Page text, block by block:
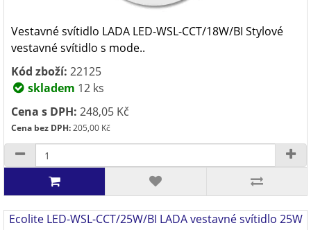
Vestavné svítidlo LADA LED-WSL-CCT/18W/BI Stylové
vestavné svítidlo s mode..
Kód zboží: 22125
skladem 12 ks
Cena s DPH: 248,05 Kč
Cena bez DPH:205,00 Kč
Ecolite LED-WSL-CCT/25W/BI LADA vestavné svítidlo 25W